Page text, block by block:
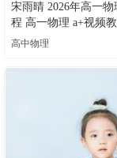
宋雨晴 2026年高一物
程 高一物理 a+视频
寒春班 百度网盘下载
高中物理